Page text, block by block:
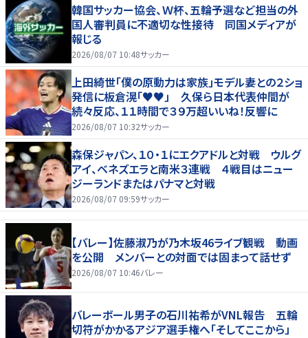
韓国サッカー協会、Ｗ杯、五輪予選など担当の外
国人審判員に不適切な性接待 同国メディアが
報じる
2026/08/07 10:48サッカー
上田綺世「僕の原動力は家族」モデル妻との２ショ
発信に板倉滉「♥♥」 久保ら日本代表仲間が
続々反応、１１時間で３９万超いいね！反響に
2026/08/07 10:32サッカー
森保ジャパン、１０・１にエクアドルと対戦 ウルグ
アイ、ベネズエラと南米３連戦 ４戦目はニュー
ジーランドまたはパナマと対戦
2026/08/07 09:59サッカー
【バレー】佐藤淑乃が乃木坂46ライブ観戦 動画
を公開 メンバーとの対面では固まって話せず
2026/08/07 10:46バレー
バレーボール男子の石川祐希がVNL報告 五輪
切符がかかるアジア選手権へ「そしてここから」